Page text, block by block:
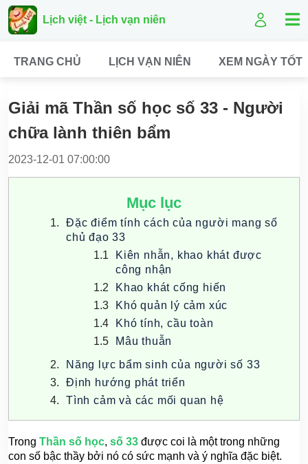
Lịch việt - Lịch vạn niên
TRANG CHỦ LỊCH VẠN NIÊN XEM NGÀY TỐT
Giải mã Thần số học số 33 - Người
chữa lành thiên bẩm
2023-12-01 07:00:00
Mục lục
Đặc điểm tính cách của người mang số
chủ đạo 33
Kiên nhẫn, khao khát được
công nhận
Khao khát cống hiến
Khó quản lý cảm xúc
Khó tính, cầu toàn
Mâu thuẫn
Năng lực bẩm sinh của người số 33
Định hướng phát triển
Tình cảm và các mối quan hệ
Trong Thần số học, số 33 được coi là một trong những
con số bậc thầy bởi nó có sức mạnh và ý nghĩa đặc biệt.